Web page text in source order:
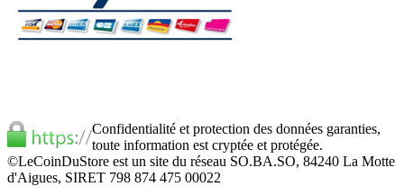
Confidentialité et protection des données garanties,
toute information est cryptée et protégée.
©LeCoinDuStore est un site du réseau SO.BA.SO, 84240 La Motte
d'Aigues, SIRET 798 874 475 00022